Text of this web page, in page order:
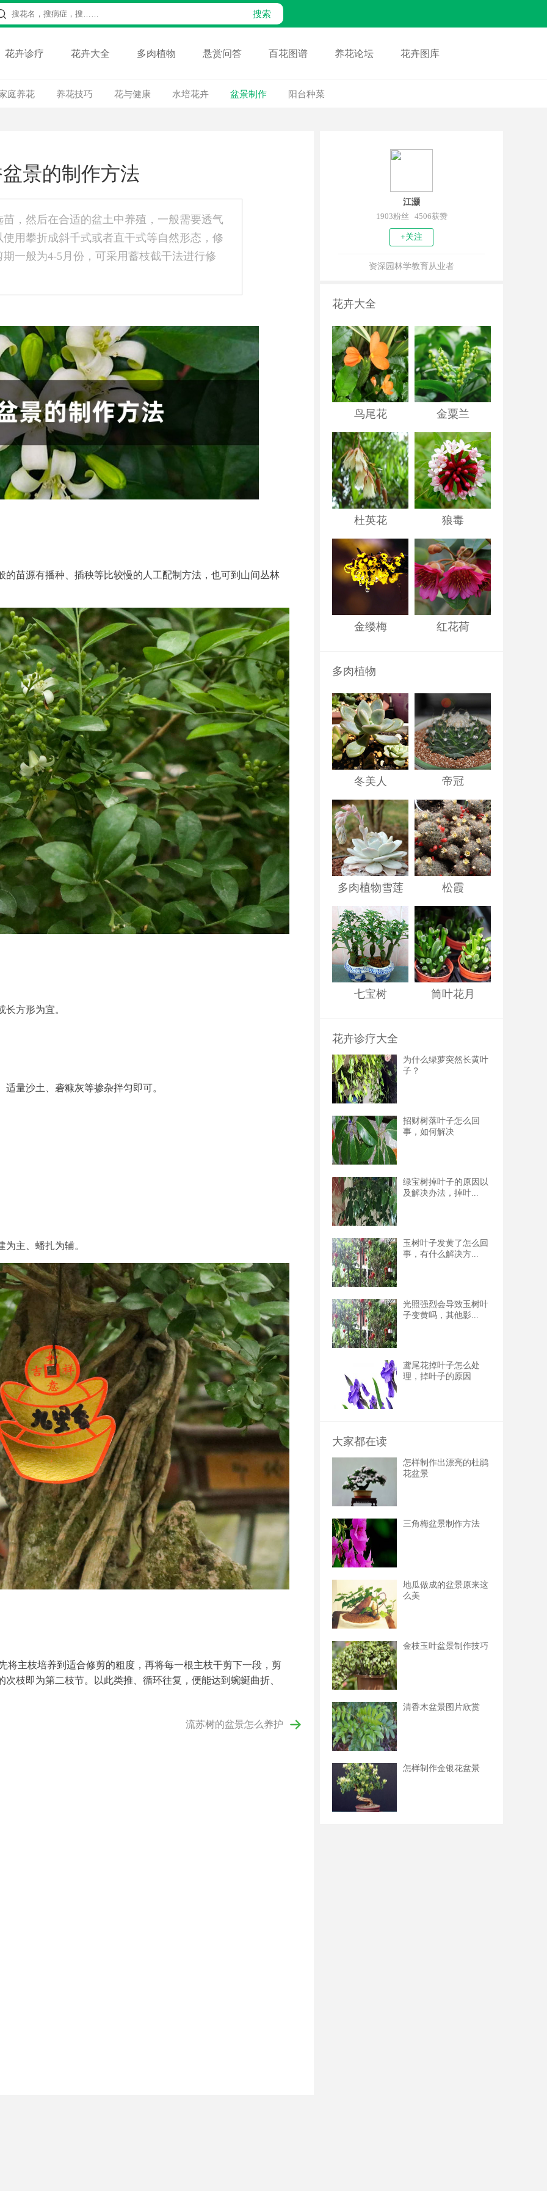
花卉诊疗 花卉大全 多肉植物 悬赏问答 百花图谱 养花论坛 花卉图库
庭养花 养花技巧 花与健康 水培花卉 盆景制作 阳台种菜
景的制作方法
，然后在合适的盆土中养殖，一般需要透气
用攀折成斜千式或者直干式等自然形态，修
一般为4-5月份，可采用蓄枝截干法进行修
苗源有播种、插秧等比较慢的人工配制方法，也可到山间丛林
方形为宜。
量沙土、砻糠灰等掺杂拌匀即可。
主、蟠扎为辅。
将主枝培养到适合修剪的粗度，再将每一根主枝干剪下一段，剪
枝即为第二枝节。以此类推、循环往复，便能达到蜿蜒曲折、
流苏树的盆景怎么养护
江灏
1903粉丝 4506获赞
+关注
资深园林学教育从业者
花卉大全
鸟尾花 金粟兰
杜英花 狼毒
金缕梅 红花荷
多肉植物
冬美人 帝冠
多肉植物雪莲 松霞
七宝树 筒叶花月
花卉诊疗大全
为什么绿萝突然长黄叶
子？
招财树落叶子怎么回
事，如何解决
绿宝树掉叶子的原因以
及解决办法，掉叶...
玉树叶子发黄了怎么回
事，有什么解决方...
光照强烈会导致玉树叶
子变黄吗，其他影...
鸢尾花掉叶子怎么处
理，掉叶子的原因
大家都在读
怎样制作出漂亮的杜鹃
花盆景
三角梅盆景制作方法
地瓜做成的盆景原来这
么美
金枝玉叶盆景制作技巧
清香木盆景图片欣赏
怎样制作金银花盆景